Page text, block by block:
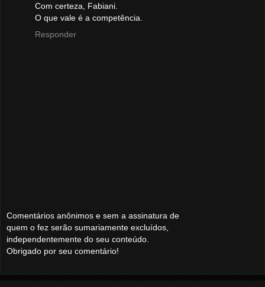
Com certeza, Fabiani.
O que vale é a competência.
Responder
Comentários anônimos e sem a assinatura de
quem o fez serão sumariamente excluídos,
independentemente do seu conteúdo.
Obrigado por seu comentário!